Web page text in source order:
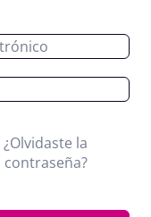
¿Olvidaste la
contraseña?